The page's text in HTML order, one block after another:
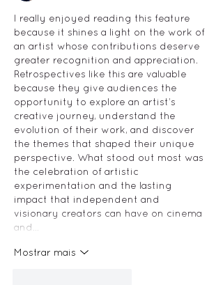
I really enjoyed reading this feature
because it shines a light on the work of
an artist whose contributions deserve
greater recognition and appreciation.
Retrospectives like this are valuable
because they give audiences the
opportunity to explore an artist’s
creative journey, understand the
evolution of their work, and discover
the themes that shaped their unique
perspective. What stood out most was
the celebration of artistic
experimentation and the lasting
impact that independent and
visionary creators can have on cinema
and…
Mostrar mais